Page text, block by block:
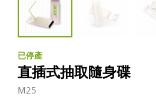
已停產
直插式抽取隨身碟
M25